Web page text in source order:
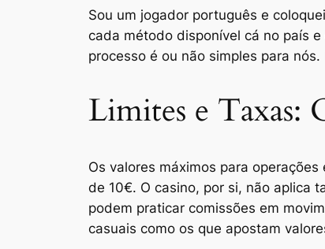
Sou um jogador português e
cada método disponível cá no país
processo é ou não simples para
Limites e Taxas:
Os valores máximos para
de 10€. O casino, por si, não aplica
podem praticar comissões em
casuais como os que apostam